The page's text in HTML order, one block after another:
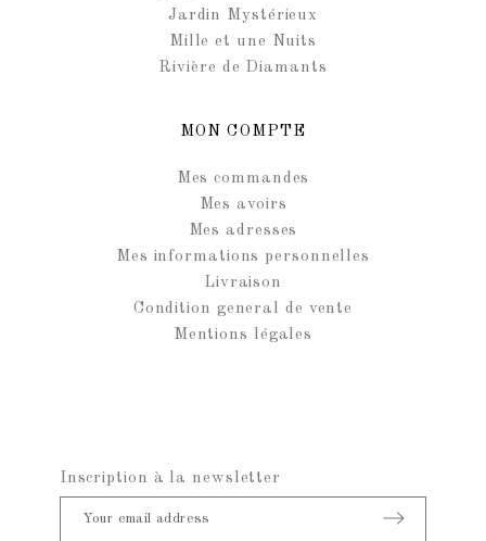
Jardin Mystérieux
Mille et une Nuits
Rivière de Diamants
MON COMPTE
Mes commandes
Mes avoirs
Mes adresses
Mes informations personnelles
Livraison
Condition general de vente
Mentions légales
Inscription à la newsletter